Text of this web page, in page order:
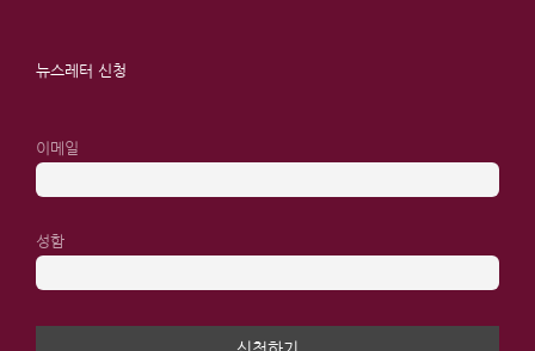
뉴스레터 신청
이메일
성함